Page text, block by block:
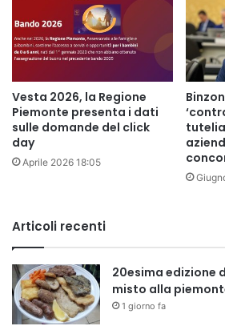
Vesta 2026, la Regione
Piemonte presenta i dati
sulle domande del click
day
Aprile 2026 18:05
Articoli recenti
20esima edizione
misto alla
1 giorno fa